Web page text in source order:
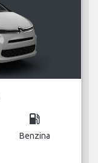
local_gas_station
Benzina